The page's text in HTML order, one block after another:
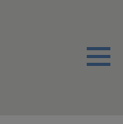
Menu